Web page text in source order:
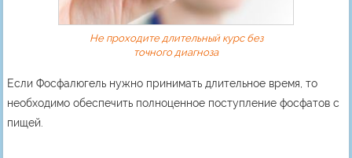
Не проходите длительный курс без
точного диагноза
Если Фосфалюгель нужно принимать длительное время, то
необходимо обеспечить полноценное поступление фосфатов с
пищей.